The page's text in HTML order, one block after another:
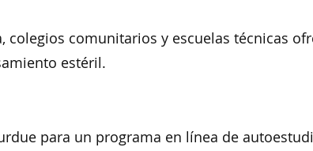
colegios comunitarios y escuelas técnicas
estéril.
para un programa en línea de